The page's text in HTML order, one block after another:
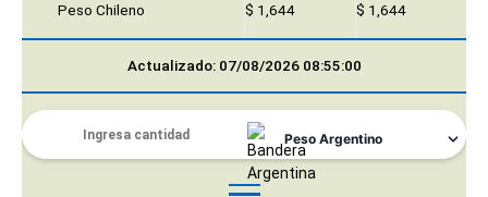
Peso Chileno $ 1,644 $ 1,644
Actualizado: 07/08/2026 08:55:00